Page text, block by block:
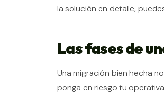
la solución en detalle,
Las fases de
Una migración bien hecha
ponga en riesgo tu